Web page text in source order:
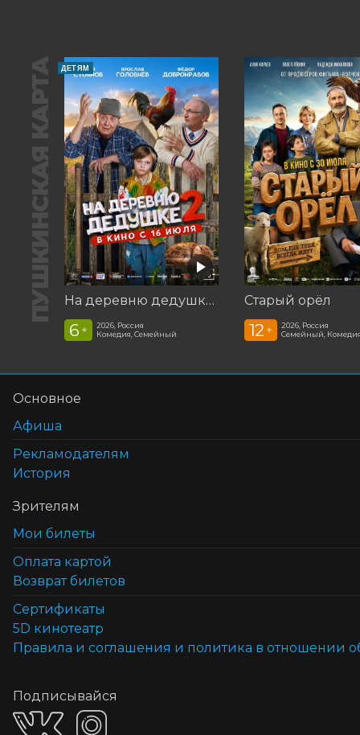
ПУШКИНСКАЯ КАРТА ДЕТЯМ
На деревню дедушке 2
6 +
2026, Россия
Комедия, Семейный
Старый орёл
12 +
2026, Россия
Семейный,
Основное
Афиша
Рекламодателям
История
Зрителям
Мои билеты
Оплата картой
Возврат билетов
Cертификаты
5D кинотеатр
Правила и соглашения и политика в отношении
Подписывайся